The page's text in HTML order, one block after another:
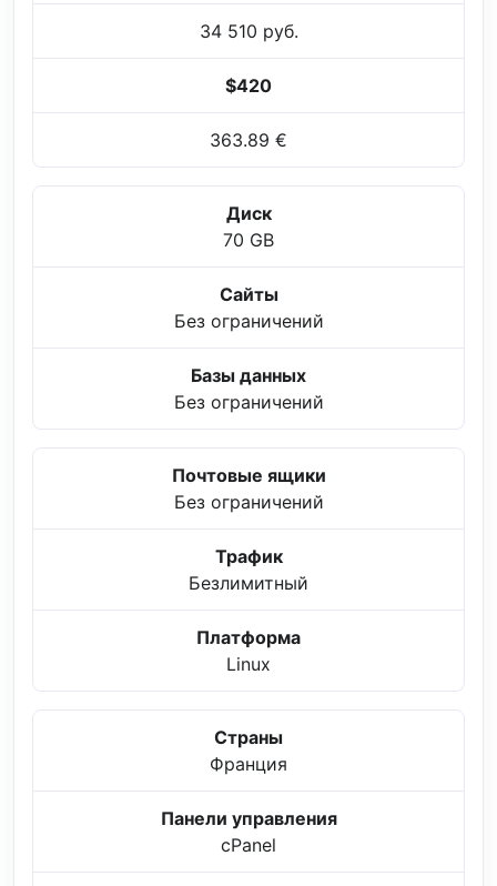
34 510 руб.
$420
363.89 €
Диск
70 GB
Сайты
Без ограничений
Базы данных
Без ограничений
Почтовые ящики
Без ограничений
Трафик
Безлимитный
Платформа
Linux
Страны
Франция
Панели управления
cPanel